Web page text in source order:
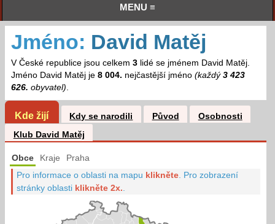
MENU ≡
Jméno: David Matěj
V České republice jsou celkem 3lidé se jménem David Matěj.
Jméno David Matěj je 8 004. nejčastější jméno (každý 3 423
626. obyvatel).
Kde žijí Kdy se narodili Původ
Osobnosti
Klub David Matěj
Obce Kraje Praha
Pro informace o oblasti na mapu klikněte Pro zobrazení
stránky oblasti klikněte 2x.